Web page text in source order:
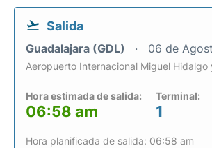
Salida
Guadalajara (GDL) 06 de
Aeropuerto Internacional Miguel Hidalgo
Hora estimada de salida:
06:58 am
Terminal:
1
Hora planificada de salida: 06:58 am